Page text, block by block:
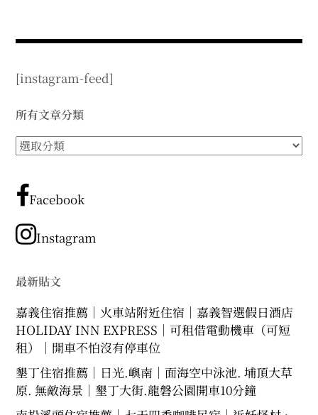
[instagram-feed]
所有文章分類
所
文
章
類
Facebook
Instagram
最新貼文
嘉義住宿推薦｜火車站附近住宿｜嘉義智選假日酒店
HOLIDAY INN EXPRESS｜可租借電動機車（可短
租）｜開車不怕沒有停車位
墾丁住宿推薦｜日光.嶼南｜面海空中泳池. 埔頂大草
原. 無敵海景｜墾丁大街.龍磐公園開車10分鐘